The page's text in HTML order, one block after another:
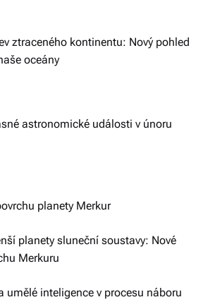
ztraceného kontinentu: Nový pohled
oceány
astronomické události v únoru
planety Merkur
planety sluneční soustavy: Nové
Merkuru
umělé inteligence v procesu náboru